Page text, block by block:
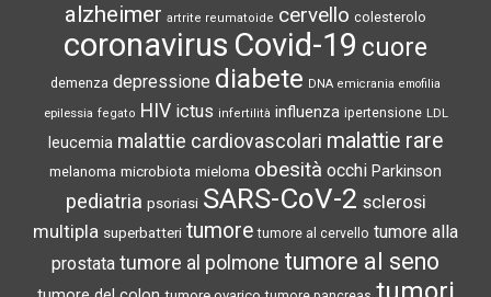
alzheimer artrite reumatoide cervello colesterolo
coronavirus Covid-19 cuore
demenza depressione diabete DNA emicrania emofilia
epilessia fegato HIV ictus infertilità influenza ipertensione LDL
leucemia malattie cardiovascolari malattie rare
melanoma microbiota mieloma obesità occhi Parkinson
pediatria psoriasi SARS-CoV-2 sclerosi
multipla superbatteri tumore tumore al cervello tumore alla
prostata tumore al polmone tumore al seno